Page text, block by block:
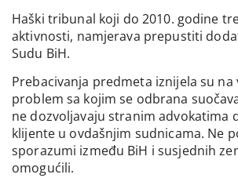
Haški tribunal koji do 2010. godine
aktivnosti, namjerava prepustiti
Sudu BiH.
Prebacivanja predmeta iznijela su na
problem sa kojim se odbrana
ne dozvoljavaju stranim advokatima
klijente u ovdašnjim sudnicama. Ne
sporazumi između BiH i susjednih
omogućili.